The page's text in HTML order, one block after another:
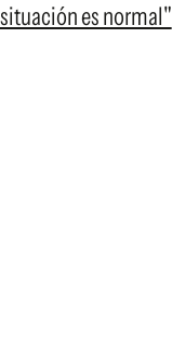
es normal"